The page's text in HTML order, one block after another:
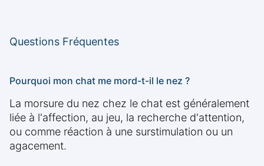
Questions Fréquentes
Pourquoi mon chat me mord-t-il le nez ?
La morsure du nez chez le chat est généralement
liée à l'affection, au jeu, la recherche d'attention,
ou comme réaction à une surstimulation ou un
agacement.